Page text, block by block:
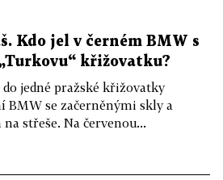
Kdo jel v černém BMW s
křižovatku?
jedné pražské křižovatky
se začerněnými skly a
střeše. Na červenou...